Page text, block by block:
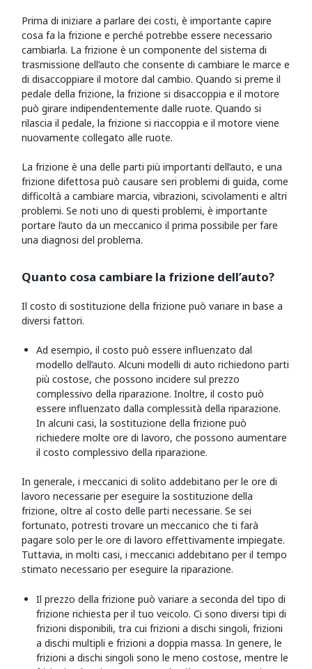
Prima di iniziare a parlare dei costi, è importante capire
cosa fa la frizione e perché potrebbe essere necessario
cambiarla. La frizione è un componente del sistema di
trasmissione dell’auto che consente di cambiare le marce e
di disaccoppiare il motore dal cambio. Quando si preme il
pedale della frizione, la frizione si disaccoppia e il motore
può girare indipendentemente dalle ruote. Quando si
rilascia il pedale, la frizione si riaccoppia e il motore viene
nuovamente collegato alle ruote.
La frizione è una delle parti più importanti dell’auto, e una
frizione difettosa può causare seri problemi di guida, come
difficoltà a cambiare marcia, vibrazioni, scivolamenti e altri
problemi. Se noti uno di questi problemi, è importante
portare l’auto da un meccanico il prima possibile per fare
una diagnosi del problema.
Quanto cosa cambiare la frizione dell’auto?
Il costo di sostituzione della frizione può variare in base a
diversi fattori.
Ad esempio, il costo può essere influenzato dal
modello dell’auto. Alcuni modelli di auto richiedono parti
più costose, che possono incidere sul prezzo
complessivo della riparazione. Inoltre, il costo può
essere influenzato dalla complessità della riparazione.
In alcuni casi, la sostituzione della frizione può
richiedere molte ore di lavoro, che possono aumentare
il costo complessivo della riparazione.
In generale, i meccanici di solito addebitano per le ore di
lavoro necessarie per eseguire la sostituzione della
frizione, oltre al costo delle parti necessarie. Se sei
fortunato, potresti trovare un meccanico che ti farà
pagare solo per le ore di lavoro effettivamente impiegate.
Tuttavia, in molti casi, i meccanici addebitano per il tempo
stimato necessario per eseguire la riparazione.
Il prezzo della frizione può variare a seconda del tipo di
frizione richiesta per il tuo veicolo. Ci sono diversi tipi di
frizioni disponibili, tra cui frizioni a dischi singoli, frizioni
a dischi multipli e frizioni a doppia massa. In genere, le
frizioni a dischi singoli sono le meno costose, mentre le